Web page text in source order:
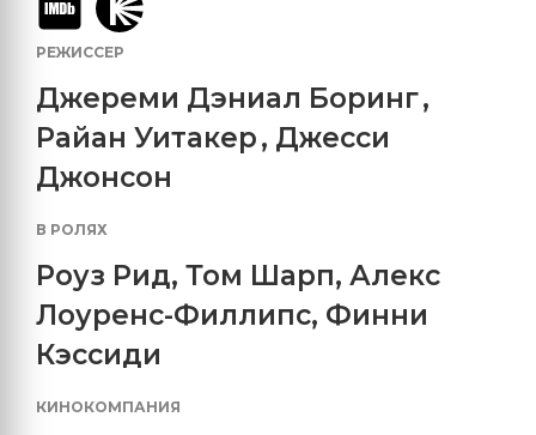
РЕЖИССЕР
Джереми Дэниал Боринг,
Райан Уитакер, Джесси
Джонсон
В РОЛЯХ
Роуз Рид, Том Шарп, Алекс
Лоуренс-Филлипс, Финни
Кэссиди
КИНОКОМПАНИЯ